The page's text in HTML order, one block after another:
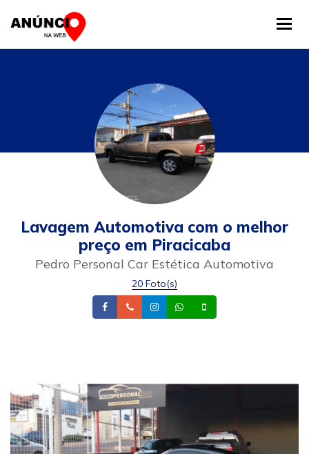
Lavagem Automotiva com o melhor
preço em Piracicaba
Pedro Personal Car Estética Automotiva
20 Foto(s)
FacebookTelefoneInstagramWhatsapp